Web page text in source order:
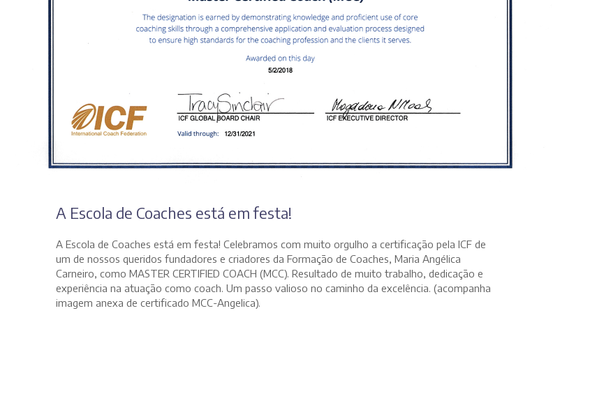
A Escola de Coaches está em festa!
A Escola de Coaches está em festa! Celebramos com muito orgulho a certificação pela ICF de
um de nossos queridos fundadores e criadores da Formação de Coaches, Maria Angélica
Carneiro, como MASTER CERTIFIED COACH (MCC). Resultado de muito trabalho, dedicação e
experiência na atuação como coach. Um passo valioso no caminho da excelência. (acompanha
imagem anexa de certificado MCC-Angelica).